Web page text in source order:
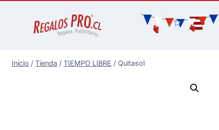
Inicio / Tienda / TIEMPO LIBRE / Quitasol